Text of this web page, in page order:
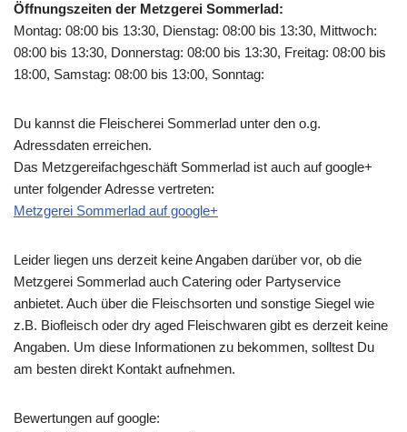
Öffnungszeiten der Metzgerei Sommerlad:
Montag: 08:00 bis 13:30, Dienstag: 08:00 bis 13:30, Mittwoch:
08:00 bis 13:30, Donnerstag: 08:00 bis 13:30, Freitag: 08:00 bis
18:00, Samstag: 08:00 bis 13:00, Sonntag:
Du kannst die Fleischerei Sommerlad unter den o.g.
Adressdaten erreichen.
Das Metzgereifachgeschäft Sommerlad ist auch auf google+
unter folgender Adresse vertreten:
Metzgerei Sommerlad auf google+
Leider liegen uns derzeit keine Angaben darüber vor, ob die
Metzgerei Sommerlad auch Catering oder Partyservice
anbietet. Auch über die Fleischsorten und sonstige Siegel wie
z.B. Biofleisch oder dry aged Fleischwaren gibt es derzeit keine
Angaben. Um diese Informationen zu bekommen, solltest Du
am besten direkt Kontakt aufnehmen.
Bewertungen auf google: